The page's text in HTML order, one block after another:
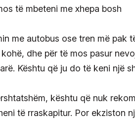
me autobus ose tren më pak
dhe për të mos pasur
Kështu që ju do të keni një
kështu që nuk
të rraskapitur. Por ekziston